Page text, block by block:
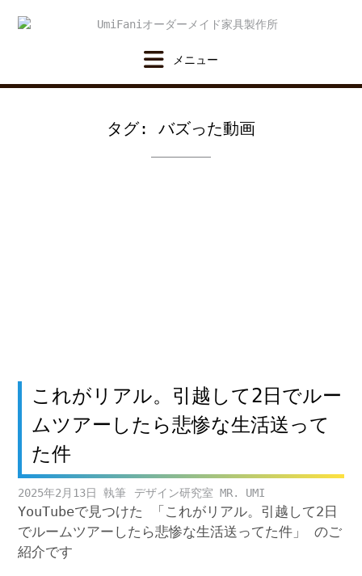
タグ: バズった動画
これがリアル。引越して2日でルー
ムツアーしたら悲惨な生活送って
た件
2025年2月13日 デザイン研究室 MR. UMI
YouTubeで見つけた 「これがリアル。引越して2日
でルームツアーしたら悲惨な生活送ってた件」 のご
紹介です